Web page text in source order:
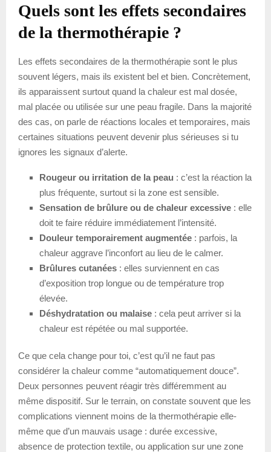
Quels sont les effets secondaires
de la thermothérapie ?
Les effets secondaires de la thermothérapie sont le plus
souvent légers, mais ils existent bel et bien. Concrètement,
ils apparaissent surtout quand la chaleur est mal dosée,
mal placée ou utilisée sur une peau fragile. Dans la majorité
des cas, on parle de réactions locales et temporaires, mais
certaines situations peuvent devenir plus sérieuses si tu
ignores les signaux d’alerte.
Rougeur ou irritation de la peau : c’est la réaction la
plus fréquente, surtout si la zone est sensible.
Sensation de brûlure ou de chaleur excessive : elle
doit te faire réduire immédiatement l’intensité.
Douleur temporairement augmentée : parfois, la
chaleur aggrave l’inconfort au lieu de le calmer.
Brûlures cutanées : elles surviennent en cas
d’exposition trop longue ou de température trop
élevée.
Déshydratation ou malaise : cela peut arriver si la
chaleur est répétée ou mal supportée.
Ce que cela change pour toi, c’est qu’il ne faut pas
considérer la chaleur comme “automatiquement douce”.
Deux personnes peuvent réagir très différemment au
même dispositif. Sur le terrain, on constate souvent que les
complications viennent moins de la thermothérapie elle-
même que d’un mauvais usage : durée excessive,
absence de protection textile, ou application sur une zone